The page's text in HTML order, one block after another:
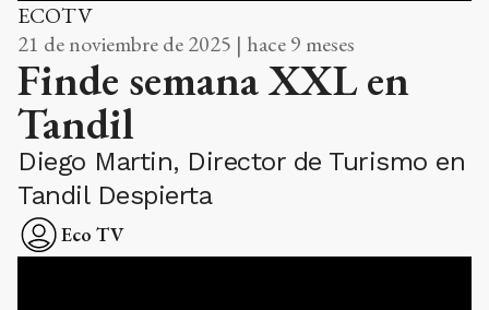
ECOTV
21 de noviembre de 2025 | hace 9 meses
Finde semana XXL en
Tandil
Diego Martin, Director de Turismo en
Tandil Despierta
Eco TV